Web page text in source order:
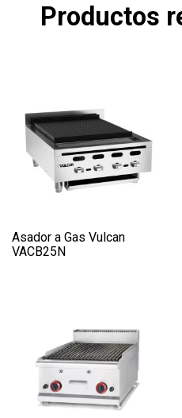
Productos
Asador a Gas Vulcan
VACB25N